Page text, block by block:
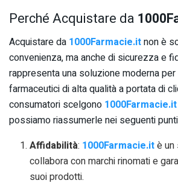
Perché Acquistare da
Acquistare da 1000Farmacie.itnon è
convenienza, ma anche di sicurezza e
rappresenta una soluzione moderna
farmaceutici di alta qualità a portata di
consumatori scelgono 1000Farmacie.it
possiamo riassumerle nei seguenti
Affidabilità: 1000Farmacie.itè un
collabora con marchi rinomati e
suoi prodotti.